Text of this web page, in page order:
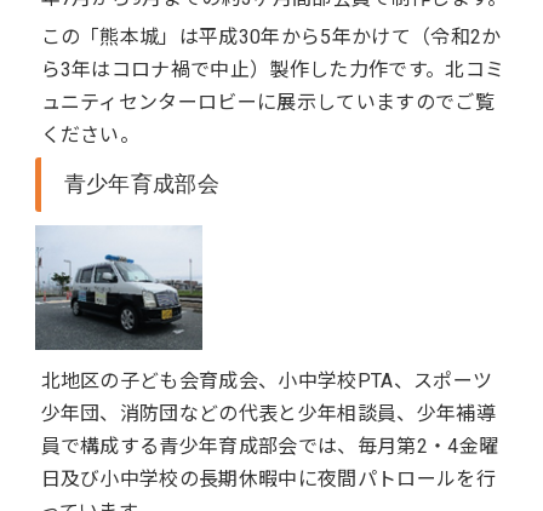
この「熊本城」は平成30年から5年かけて（令和2か
ら3年はコロナ禍で中止）製作した力作です。北コミ
ュニティセンターロビーに展示していますのでご覧
ください。
青少年育成部会
北地区の子ども会育成会、小中学校PTA、スポーツ
少年団、消防団などの代表と少年相談員、少年補導
員で構成する青少年育成部会では、毎月第2・4金曜
日及び小中学校の長期休暇中に夜間パトロールを行